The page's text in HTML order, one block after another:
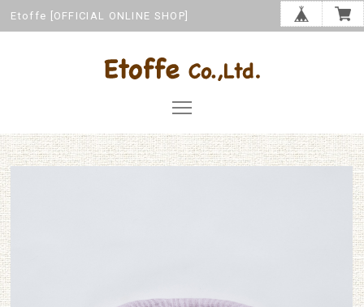
Etoffe [OFFICIAL ONLINE SHOP]